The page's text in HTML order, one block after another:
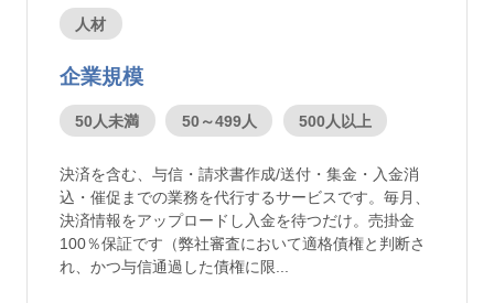
人材
企業規模
50人未満 50～499人 500人以上
決済を含む、与信・請求書作成/送付・集金・入金消
込・催促までの業務を代行するサービスです。毎月、
決済情報をアップロードし入金を待つだけ。売掛金
100％保証です（弊社審査において適格債権と判断さ
れ、かつ与信通過した債権に限...